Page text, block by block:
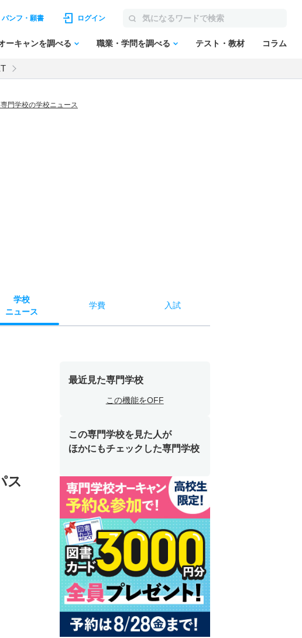
パンフ・願書 ログイン
ーキャンを調べる 職業・学問を調べる テスト・教材 コラム
門学校の学校ニュース
学校
ニュース
学費 入試
ス
最近見た専門学校
この機能をOFF
この専門学校を見た人が
ほかにもチェックした専門学校